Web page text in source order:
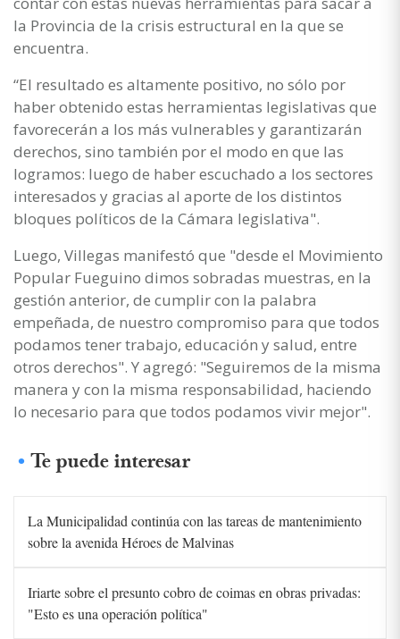
la Provincia de la crisis estructural en la que se
encuentra.
“El resultado es altamente positivo, no sólo por
haber obtenido estas herramientas legislativas que
favorecerán a los más vulnerables y garantizarán
derechos, sino también por el modo en que las
logramos: luego de haber escuchado a los sectores
interesados y gracias al aporte de los distintos
bloques políticos de la Cámara legislativa".
Luego, Villegas manifestó que "desde el Movimiento
Popular Fueguino dimos sobradas muestras, en la
gestión anterior, de cumplir con la palabra
empeñada, de nuestro compromiso para que todos
podamos tener trabajo, educación y salud, entre
otros derechos". Y agregó: "Seguiremos de la misma
manera y con la misma responsabilidad, haciendo
lo necesario para que todos podamos vivir mejor".
Te puede interesar
La Municipalidad continúa con las tareas de mantenimiento
sobre la avenida Héroes de Malvinas
Iriarte sobre el presunto cobro de coimas en obras privadas:
"Esto es una operación política"